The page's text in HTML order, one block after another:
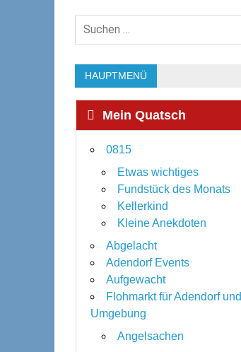
HAUPTMENÜ
Mein Quatsch
0815
Etwas wichtiges
Fundstück des Monats
Kellerkind
Kleine Anekdoten
Abgelacht
Adendorf Events
Aufgewacht
Flohmarkt für Adendorf und
Umgebung
Angelsachen